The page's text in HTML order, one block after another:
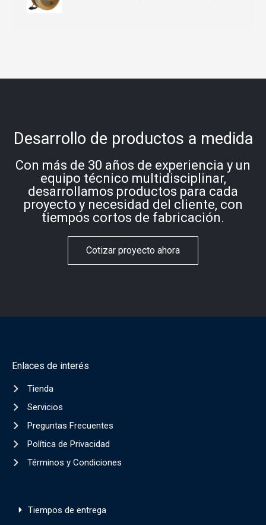
Desarrollo de productos a medida
Con más de 30 años de experiencia y un
equipo técnico multidisciplinar,
desarrollamos productos para cada
proyecto y necesidad del cliente, con
tiempos cortos de fabricación.
Cotizar proyecto ahora
Enlaces de interés
Tienda
Servicios
Preguntas Frecuentes
Política de Privacidad
Términos y Condiciones
Tiempos de entrega